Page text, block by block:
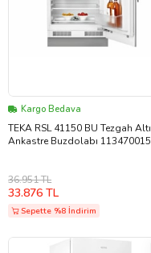
Kargo Bedava
TEKA RSL 41150 BU Tezgah Altı
Ankastre Buzdolabı 113470015
36.951 TL
33.876 TL
Sepette %8 İndirim